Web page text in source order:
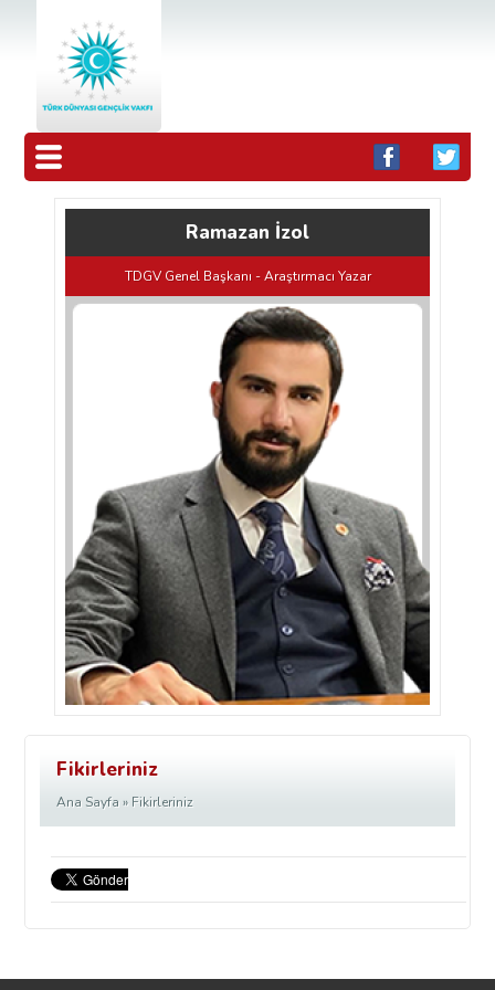
Ramazan İzol
TDGV Genel Başkanı - Araştırmacı Yazar
Fikirleriniz
Ana Sayfa» Fikirleriniz